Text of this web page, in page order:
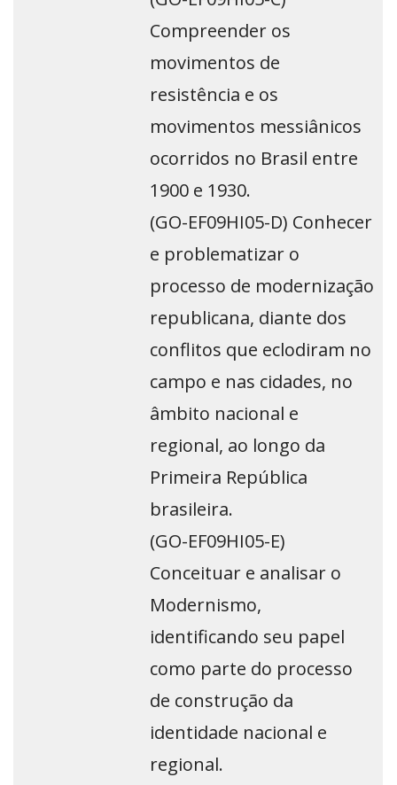
Compreender os
movimentos de
resistência e os
movimentos messiânicos
ocorridos no Brasil entre
1900 e 1930.
(GO-EF09HI05-D) Conhecer
e problematizar o
processo de modernização
republicana, diante dos
conflitos que eclodiram no
campo e nas cidades, no
âmbito nacional e
regional, ao longo da
Primeira República
brasileira.
(GO-EF09HI05-E)
Conceituar e analisar o
Modernismo,
identificando seu papel
como parte do processo
de construção da
identidade nacional e
regional.